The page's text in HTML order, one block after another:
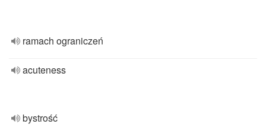
ramach ograniczeń
acuteness
bystrość